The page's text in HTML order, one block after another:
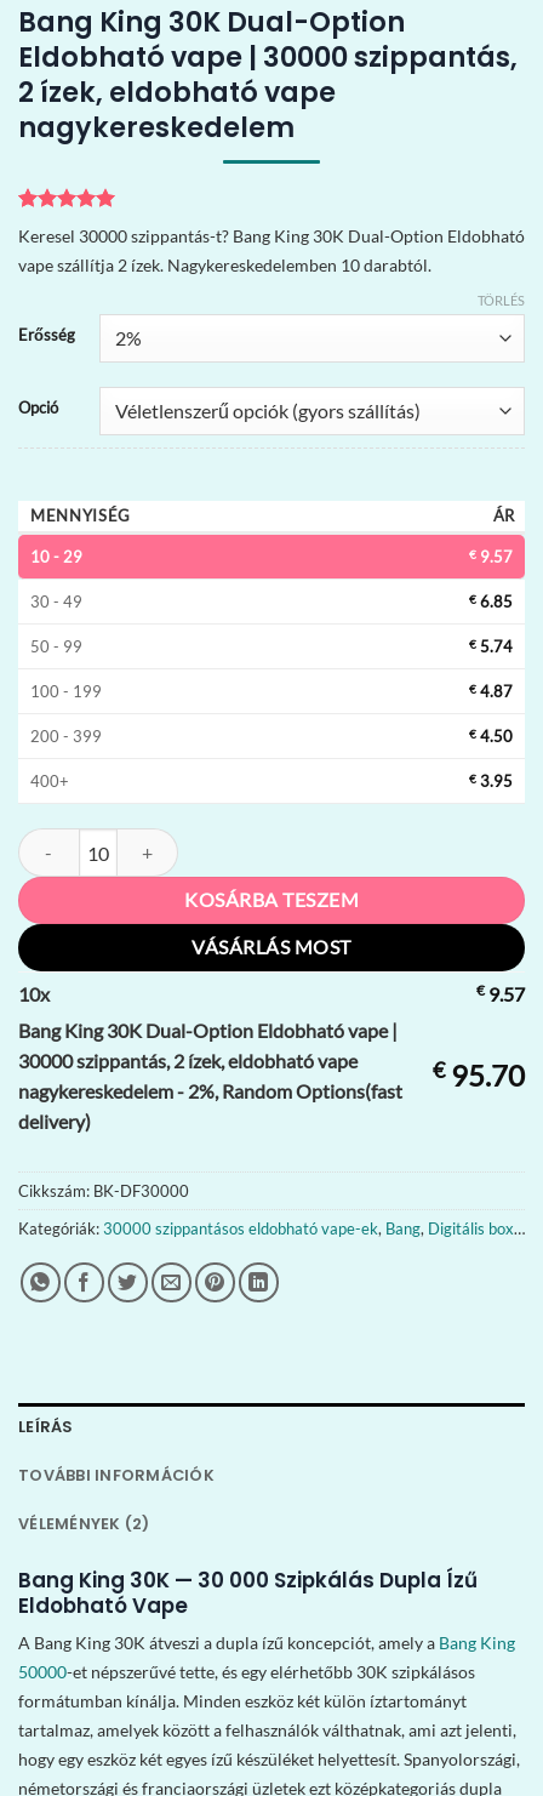
Bang King 30K Dual-Option
Eldobható vape | 30000 szippantás,
2 ízek, eldobható vape
nagykereskedelem
Értékelés 5
az 5-ből,
2
értékelés
Keresel 30000 szippantás-t? Bang King 30K Dual-Option Eldobható
vape szállítja 2 ízek. Nagykereskedelemben 10 darabtól.
Erősség
Opció
TÖRLÉS
MENNYISÉG ÁR
10 - 29 € 9.57
30 - 49 € 6.85
50 - 99 € 5.74
100 - 199 € 4.87
200 - 399 € 4.50
400+ € 3.95
Bang King 30K Dual-Option Eldobható vape | 30000 szippantás, 2
KOSÁRBA TESZEM
VÁSÁRLÁS MOST
10x €9.57
Bang King 30K Dual-Option Eldobható vape |
30000 szippantás, 2 ízek, eldobható vape
nagykereskedelem - 2%, Random Options(fast
delivery)
€95.70
Cikkszám: BK-DF30000
Kategóriák:30000 szippantásos eldobható vape-ek, Bang, Digitális box vape-ek
LEÍRÁS
TOVÁBBI INFORMÁCIÓK
VÉLEMÉNYEK (2)
Bang King 30K — 30 000 Szipkálás Dupla Ízű
Eldobható Vape
A Bang King 30K átveszi a dupla ízű koncepciót, amely a Bang King
50000-et népszerűvé tette, és egy elérhetőbb 30K szipkálásos
formátumban kínálja. Minden eszköz két külön íztartományt
tartalmaz, amelyek között a felhasználók válthatnak, ami azt jelenti,
hogy egy eszköz két egyes ízű készüléket helyettesít. Spanyolországi,
németországi és franciaországi üzletek ezt középkategoriás dupla